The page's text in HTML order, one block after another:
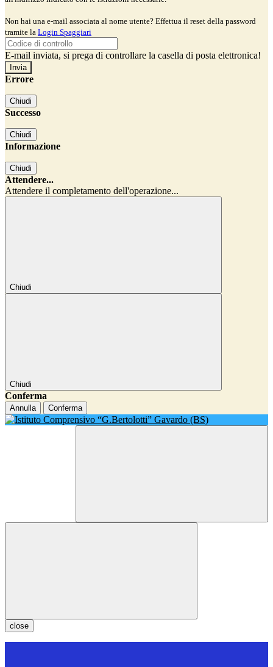
Non hai una e-mail associata al nome utente? Effettua il reset della password
tramite la Login Spaggiari
E-mail inviata, si prega di controllare la casella di posta elettronica!
Errore
Chiudi
Successo
Chiudi
Informazione
Chiudi
Attendere...
Attendere il completamento dell'operazione...
Chiudi
Chiudi
Conferma
Annulla Conferma
close